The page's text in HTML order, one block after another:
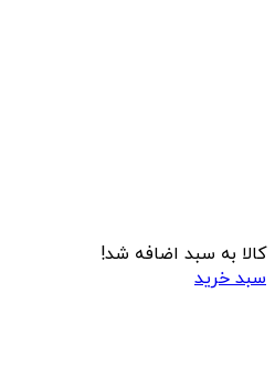
کالا به سبد اضافه شد!
سبد خرید